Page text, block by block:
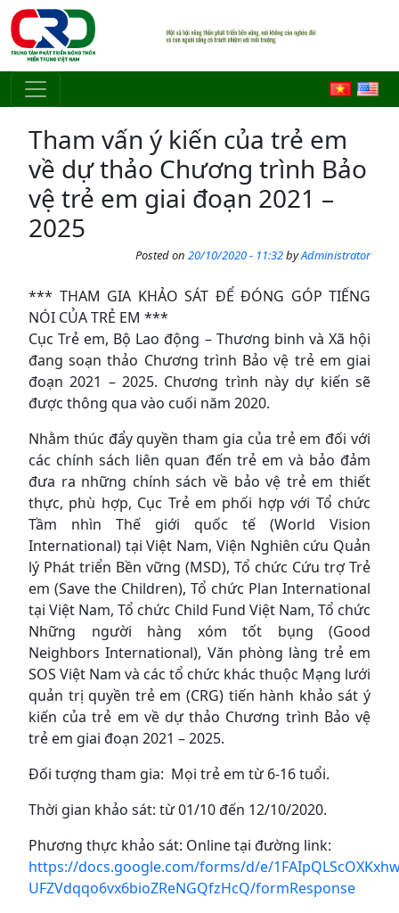
Skip to main content
Tham vấn ý kiến của trẻ em
về dự thảo Chương trình Bảo
vệ trẻ em giai đoạn 2021 –
2025
Posted on 20/10/2020 - 11:32byAdministrator
*** THAM GIA KHẢO SÁT ĐỂ ĐÓNG GÓP TIẾNG
NÓI CỦA TRẺ EM ***
Cục Trẻ em, Bộ Lao động – Thương binh và Xã hội
đang soạn thảo Chương trình Bảo vệ trẻ em giai
đoạn 2021 – 2025. Chương trình này dự kiến sẽ
được thông qua vào cuối năm 2020.
Nhằm thúc đẩy quyền tham gia của trẻ em đối với
các chính sách liên quan đến trẻ em và bảo đảm
đưa ra những chính sách về bảo vệ trẻ em thiết
thực, phù hợp, Cục Trẻ em phối hợp với Tổ chức
Tầm nhìn Thế giới quốc tế (World Vision
International) tại Việt Nam, Viện Nghiên cứu Quản
lý Phát triển Bền vững (MSD), Tổ chức Cứu trợ Trẻ
em (Save the Children), Tổ chức Plan International
tại Việt Nam, Tổ chức Child Fund Việt Nam, Tổ chức
Những người hàng xóm tốt bụng (Good
Neighbors International), Văn phòng làng trẻ em
SOS Việt Nam và các tổ chức khác thuộc Mạng lưới
quản trị quyền trẻ em (CRG) tiến hành khảo sát ý
kiến của trẻ em về dự thảo Chương trình Bảo vệ
trẻ em giai đoạn 2021 – 2025.
Đối tượng tham gia: Mọi trẻ em từ 6-16 tuổi.
Thời gian khảo sát: từ 01/10 đến 12/10/2020.
Phương thực khảo sát: Online tại đường link:
https://docs.google.com/forms/d/e/
UFZVdqqo6vx6bioZReNGQfzHcQ/formResponse